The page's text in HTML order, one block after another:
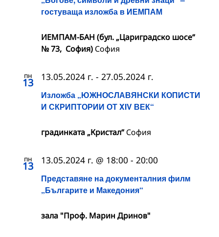
гостуваща изложба в ИЕМПАМ
ИЕМПАМ-БАН (бул. „Цариградско шосе“
№ 73, София) София
пн
13
Изложба „ЮЖНОСЛАВЯНСКИ КОПИСТИ
И СКРИПТОРИИ ОТ XIV ВЕК“
13.05.2024 г. - 27.05.2024 г.
градинката „Кристал“София
пн
13
Представяне на документалния филм
„Българите и Македония“
13.05.2024 г. @ 18:00 - 20:00
зала "Проф. Марин Дринов"